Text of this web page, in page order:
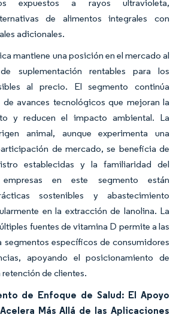
expuestos a rayos ultravioleta,
de alimentos integrales con
adicionales.
mantiene una posición en el mercado al
suplementación rentables para los
al precio. El segmento continúa
avances tecnológicos que mejoran la
y reducen el impacto ambiental. La
animal, aunque experimenta una
de mercado, se beneficia de
establecidas y la familiaridad del
en este segmento están
sostenibles y abastecimiento
en la extracción de lanolina. La
fuentes de vitamina D permite a las
segmentos específicos de consumidores
apoyando el posicionamiento de
de clientes.
de Enfoque de Salud: El Apoyo
Más Allá de las Aplicaciones